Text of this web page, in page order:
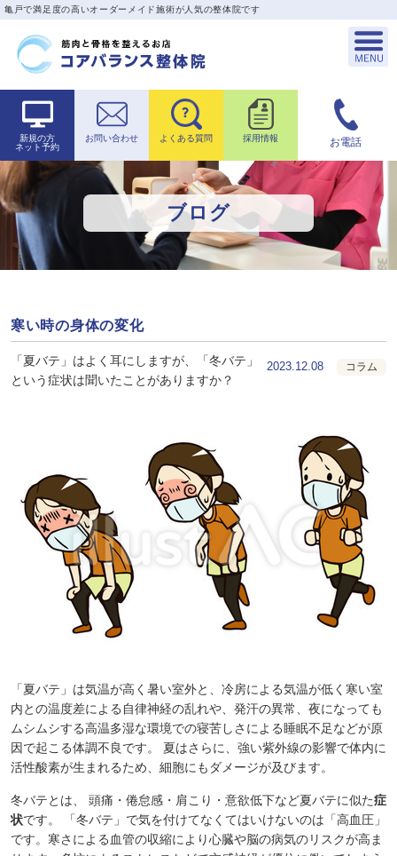
亀戸で満足度の高いオーダーメイド施術が人気の整体院です
新規の方
ネット予約
お問い合わせ よくある質問 採用情報 お電話
ブログ
寒い時の身体の変化
2023.12.08 コラム
「夏バテ」はよく耳にしますが、「冬バテ」
という症状は聞いたことがありますか？
「夏バテ」は気温が高く暑い室外と、冷房による気温が低く寒い室
内との温度差による自律神経の乱れや、発汗の異常、夜になっても
ムシムシする高温多湿な環境での寝苦しさによる睡眠不足などが原
因で起こる体調不良です。 夏はさらに、強い紫外線の影響で体内に
活性酸素が生まれるため、細胞にもダメージが及びます。
冬バテとは、 頭痛・倦怠感・肩こり・意欲低下など夏バテに似た症
状です。 「冬バテ」で気を付けてなくてはいけないのは「高血圧」
です。寒さによる血管の収縮により心臓や脳の病気のリスクが高ま